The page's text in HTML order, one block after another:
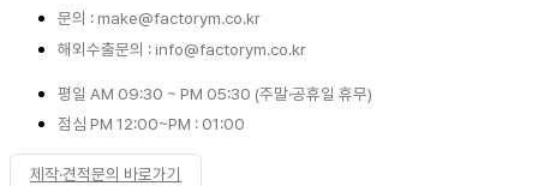
문의 : make@factorym.co.kr
해외수출문의 : info@factorym.co.kr
평일 AM 09:30 ~ PM 05:30 (주말·공휴일 휴무)
점심 PM 12:00~PM : 01:00
제작·견적문의 바로가기